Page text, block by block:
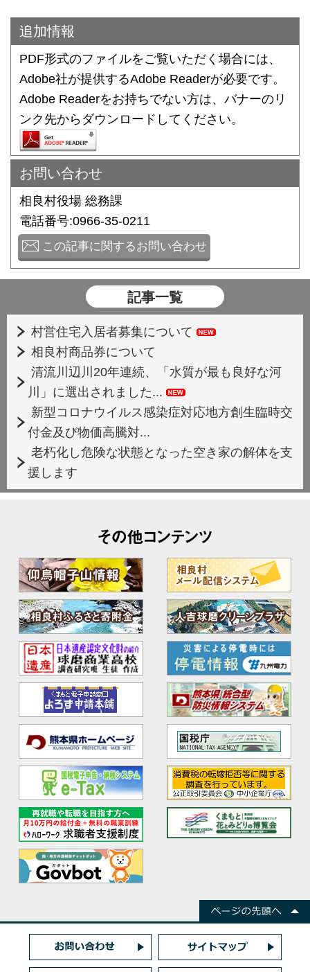
追加情報
PDF形式のファイルをご覧いただく場合には、
Adobe社が提供するAdobe Readerが必要です。
Adobe Readerをお持ちでない方は、バナーのリ
ンク先からダウンロードしてください。
お問い合わせ
相良村役場 総務課
電話番号:0966-35-0211
この記事に関するお問い合わせ
記事一覧
村営住宅入居者募集について
相良村商品券について
清流川辺川20年連続、「水質が最も良好な河
川」に選出されました...
新型コロナウイルス感染症対応地方創生臨時交
付金及び物価高騰対...
老朽化し危険な状態となった空き家の解体を支
援します